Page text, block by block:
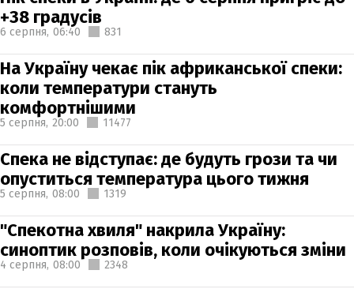
+38 градусів
6 серпня, 06:40 831
На Україну чекає пік африканської спеки:
коли температури стануть
комфортнішими
5 серпня, 20:00 11477
Спека не відступає: де будуть грози та чи
опуститься температура цього тижня
5 серпня, 08:00 1319
"Спекотна хвиля" накрила Україну:
синоптик розповів, коли очікуються зміни
4 серпня, 08:00 2348